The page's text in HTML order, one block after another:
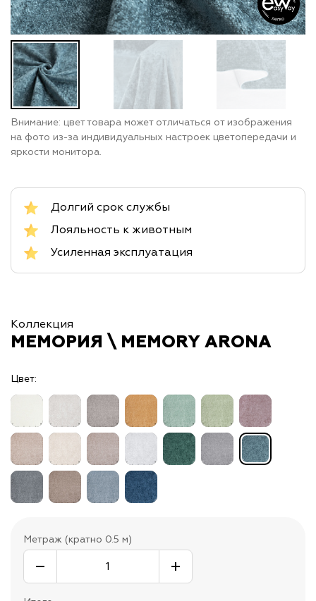
Внимание: цвет товара может отличаться от изображения
на фото из-за индивидуальных настроек цветопередачи и
яркости монитора.
Долгий срок службы
Лояльность к животным
Усиленная эксплуатация
Коллекция
МЕМОРИЯ \ MEMORY ARONA
Цвет:
Метраж (кратно 0.5 м)